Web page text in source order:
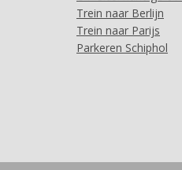
Trein naar Berlijn
Trein naar Parijs
Parkeren Schiphol